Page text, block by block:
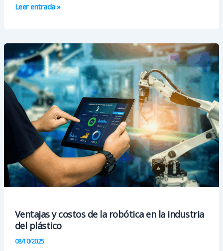
Follow
a
la
final
del
«BAT
Biscay
Startup
Challenge»
Leer entrada »
Ventajas y costos de la robótica en la industria
del plástico
08/10/2025